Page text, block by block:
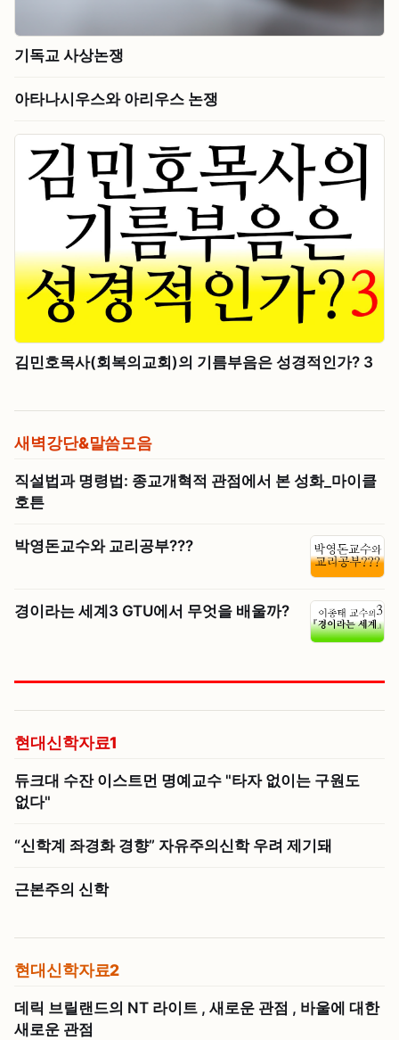
기독교 사상논쟁
아타나시우스와 아리우스 논쟁
김민호목사(회복의교회)의 기름부음은 성경적인가? 3
새벽강단&말씀모음
직설법과 명령법: 종교개혁적 관점에서 본 성화_마이클
호튼
박영돈교수와 교리공부???
경이라는 세계3 GTU에서 무엇을 배울까?
현대신학자료1
듀크대 수잔 이스트먼 명예교수 "타자 없이는 구원도
없다"
“신학계 좌경화 경향” 자유주의신학 우려 제기돼
근본주의 신학
현대신학자료2
데릭 브릴랜드의 NT 라이트 , 새로운 관점 , 바울에 대한
새로운 관점